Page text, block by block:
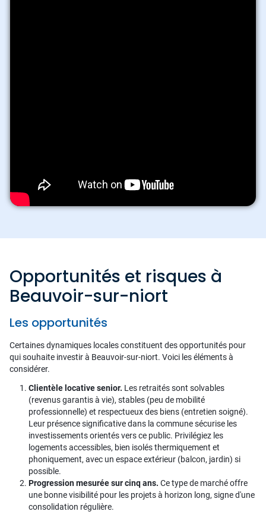
Opportunités et risques à
Beauvoir-sur-niort
Les opportunités
Certaines dynamiques locales constituent des opportunités pour
qui souhaite investir à Beauvoir-sur-niort. Voici les éléments à
considérer.
Clientèle locative senior. Les retraités sont solvables
(revenus garantis à vie), stables (peu de mobilité
professionnelle) et respectueux des biens (entretien soigné).
Leur présence significative dans la commune sécurise les
investissements orientés vers ce public. Privilégiez les
logements accessibles, bien isolés thermiquement et
phoniquement, avec un espace extérieur (balcon, jardin) si
possible.
Progression mesurée sur cinq ans. Ce type de marché offre
une bonne visibilité pour les projets à horizon long, signe d'une
consolidation régulière.